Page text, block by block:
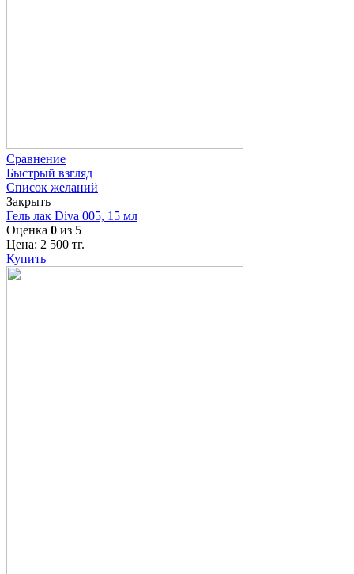
Сравнение
Быстрый взгляд
Список желаний
Закрыть
Гель лак Diva 005, 15 мл
Оценка 0 из 5
Цена: 2 500 тг.
Купить